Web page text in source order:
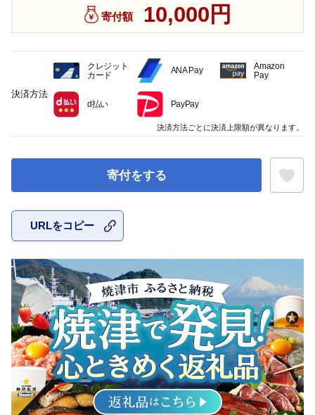
寄付額 10,000円
寄付をする
URLをコピー
決済方法
クレジット
カード
ANA Pay
Amazon
Pay
d払い PayPay
決済方法ごとに決済上限額が異なります。